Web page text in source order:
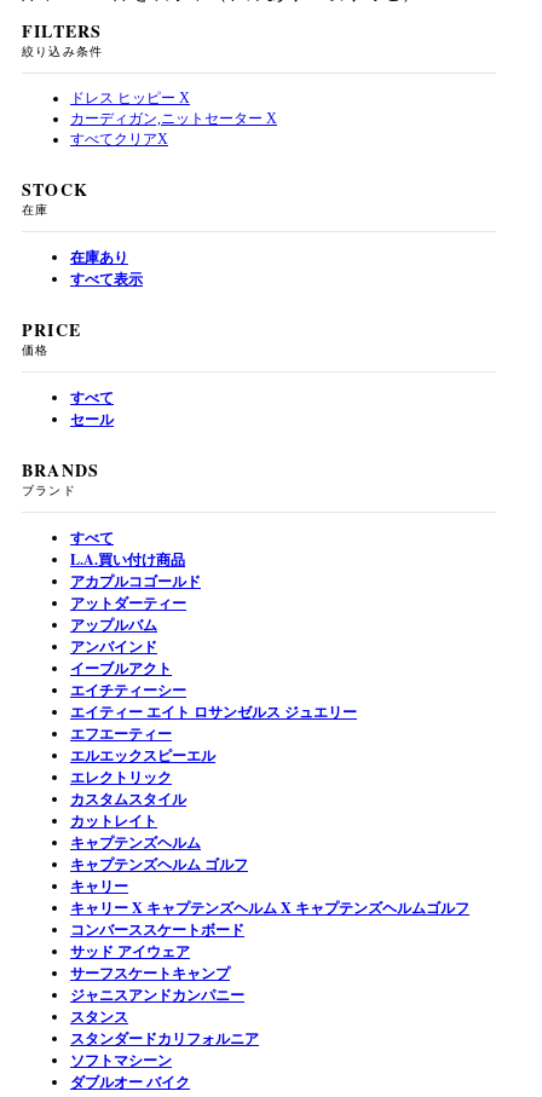
FILTERS
絞り込み条件
ドレス ヒッピー X
カーディガン,ニットセーター X
すべてクリアX
STOCK
在庫
在庫あり
すべて表示
PRICE
価格
すべて
セール
BRANDS
ブランド
すべて
L.A.買い付け商品
アカプルコゴールド
アットダーティー
アップルバム
アンバインド
イーブルアクト
エイチティーシー
エイティー エイト ロサンゼルス ジュエリー
エフエーティー
エルエックスピーエル
エレクトリック
カスタムスタイル
カットレイト
キャプテンズヘルム
キャプテンズヘルム ゴルフ
キャリー
キャリー X キャプテンズヘルム X キャプテンズヘルムゴルフ
コンバーススケートボード
サッド アイウェア
サーフスケートキャンプ
ジャニスアンドカンパニー
スタンス
スタンダードカリフォルニア
ソフトマシーン
ダブルオー バイク